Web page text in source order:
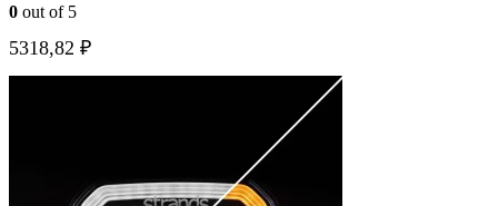
0 out of 5
5318,82 ₽